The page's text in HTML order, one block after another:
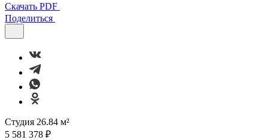
Скачать PDF
Поделиться
Студия 26.84 м²
5 581 378 ₽